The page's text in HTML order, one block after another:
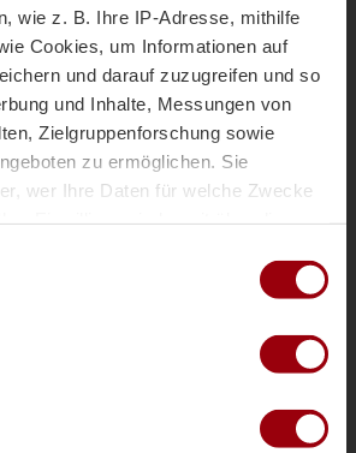
wie z. B. Ihre IP-Adresse, mithilfe
Cookies, um Informationen auf
und darauf zuzugreifen und so
und Inhalte, Messungen von
Zielgruppenforschung sowie
zu ermöglichen. Sie
wer Ihre Daten für welche Zwecke
oder widerrufen
über Ihre geografische Lage erfassen,
aktives Scannen nach bestimmten
identifizieren
2025